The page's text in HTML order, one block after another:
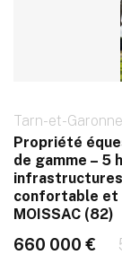
Tarn-et-Garonne
Propriété
de gamme – 5
confortable et
MOISSAC (82)
660 000 €